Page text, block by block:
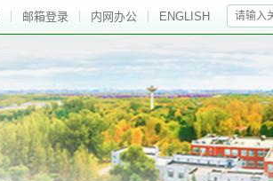
邮箱登录 内网办公 ENGLISH